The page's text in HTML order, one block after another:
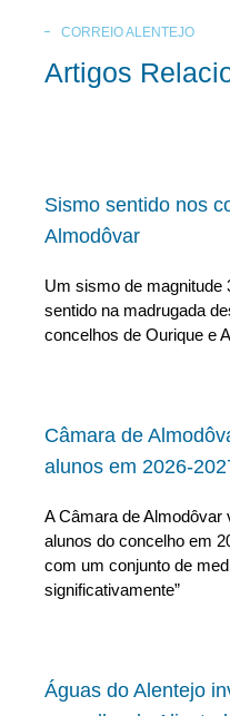
CORREIO ALENTEJO
Artigos
Sismo sentido nos
Almodôvar
Um sismo de magnitude
sentido na madrugada
concelhos de Ourique e
Câmara de
alunos em 2026-
A Câmara de Almodôvar
alunos do concelho em
com um conjunto de
significativamente”
Águas do Alentejo